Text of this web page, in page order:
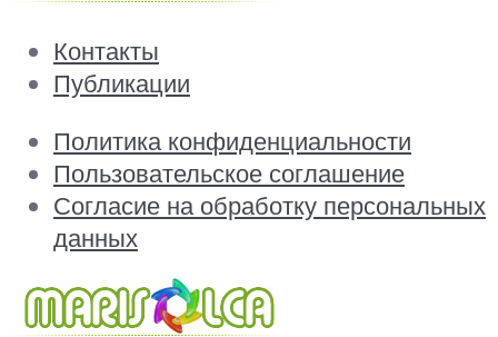
Контакты
Публикации
Политика конфиденциальности
Пользовательское соглашение
Согласие на обработку персональных
данных